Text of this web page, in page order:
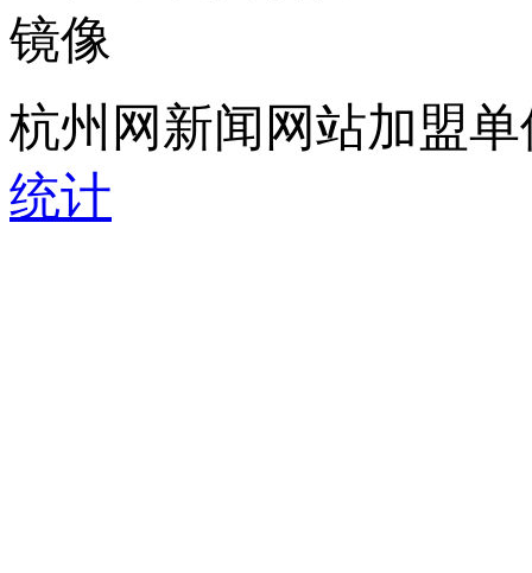
镜像
杭州网新闻网站加盟
统计